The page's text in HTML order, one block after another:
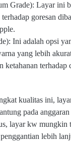
Grade): Layar ini
goresan
Ini adalah opsi
yang lebih
ketahanan terhadap
kualitas ini,
pada
layar kw
lebih